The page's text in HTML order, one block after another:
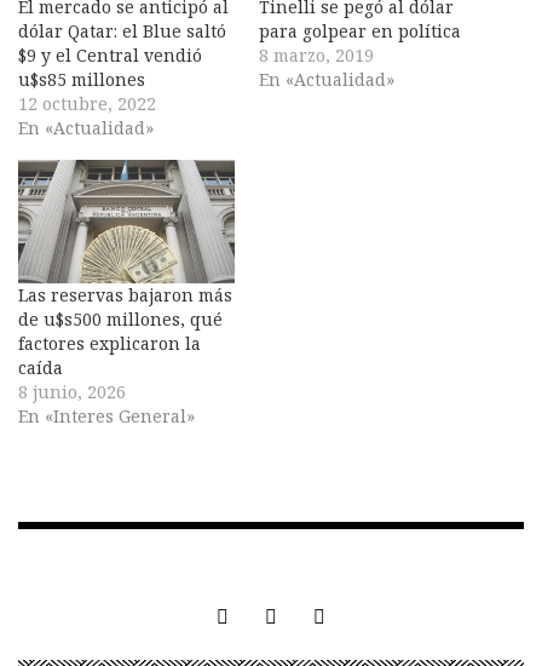
El mercado se anticipó al
dólar Qatar: el Blue saltó
$9 y el Central vendió
u$s85 millones
12 octubre, 2022
En «Actualidad»
Tinelli se pegó al dólar
para golpear en política
8 marzo, 2019
En «Actualidad»
Las reservas bajaron más
de u$s500 millones, qué
factores explicaron la
caída
8 junio, 2026
En «Interes General»